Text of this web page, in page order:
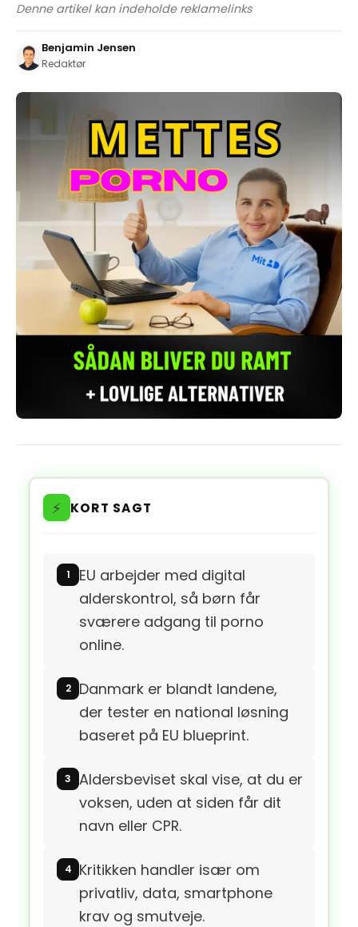
Denne artikel kan indeholde reklamelinks
Benjamin Jensen
Redaktør
⚡ KORT SAGT
EU arbejder med digital
alderskontrol, så børn får
sværere adgang til porno
online.
Danmark er blandt landene,
der tester en national løsning
baseret på EU blueprint.
Aldersbeviset skal vise, at du er
voksen, uden at siden får dit
navn eller CPR.
Kritikken handler især om
privatliv, data, smartphone
krav og smutveje.